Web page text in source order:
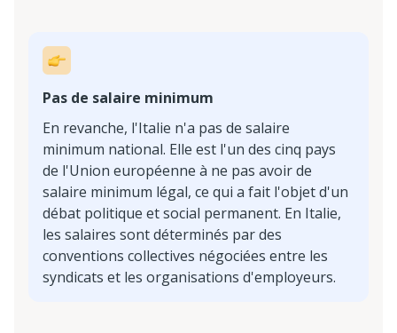
Pas de salaire minimum
En revanche, l'Italie n'a pas de salaire
minimum national. Elle est l'un des cinq pays
de l'Union européenne à ne pas avoir de
salaire minimum légal, ce qui a fait l'objet d'un
débat politique et social permanent. En Italie,
les salaires sont déterminés par des
conventions collectives négociées entre les
syndicats et les organisations d'employeurs.